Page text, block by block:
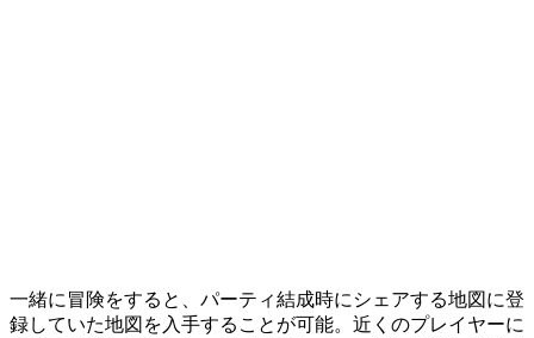
一緒に冒険をすると、パーティ結成時にシェアする地図に登
録していた地図を入手することが可能。近くのプレイヤーに